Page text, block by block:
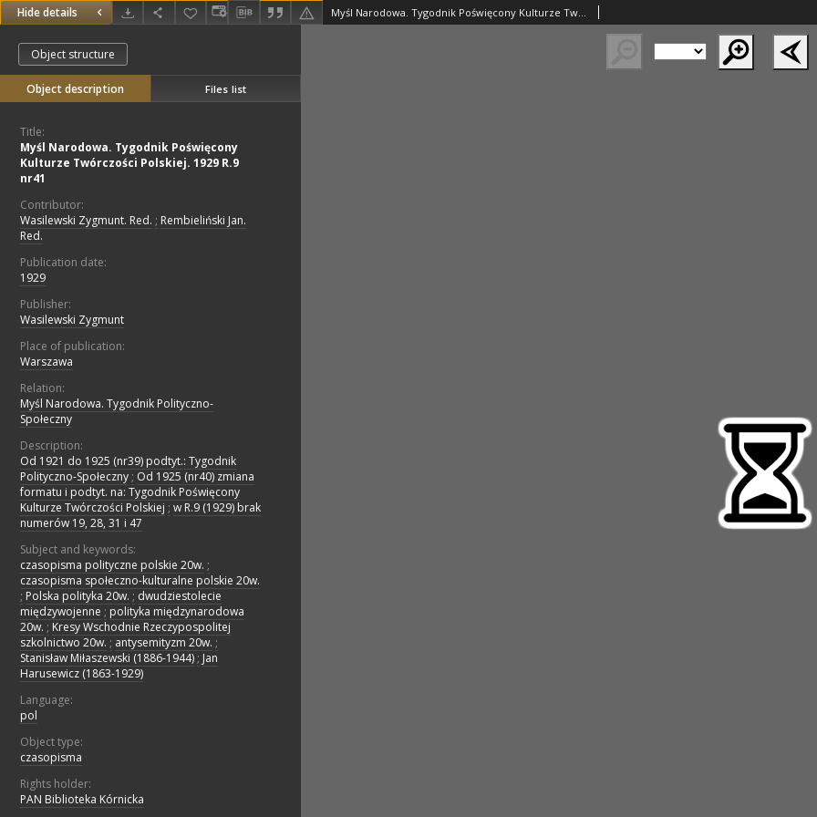
Hide details Myśl Narodowa. Tygodnik Poświęcony Kulturze Twórczości Polskiej. 1929 R.9 nr41
Object structure
Object description Files list
Title:
Myśl Narodowa. Tygodnik Poświęcony
Kulturze Twórczości Polskiej. 1929 R.9
nr41
Contributor:
Wasilewski Zygmunt. Red. ; Rembieliński Jan.
Red.
Publication date:
1929
Publisher:
Wasilewski Zygmunt
Place of publication:
Warszawa
Relation:
Myśl Narodowa. Tygodnik Polityczno-
Społeczny
Description:
Od 1921 do 1925 (nr39) podtyt.: Tygodnik
Polityczno-Społeczny ; Od 1925 (nr40) zmiana
formatu i podtyt. na: Tygodnik Poświęcony
Kulturze Twórczości Polskiej ; w R.9 (1929) brak
numerów 19, 28, 31 i 47
Subject and keywords:
czasopisma polityczne polskie 20w. ;
czasopisma społeczno-kulturalne polskie 20w.
; Polska polityka 20w. ; dwudziestolecie
międzywojenne ; polityka międzynarodowa
20w. ; Kresy Wschodnie Rzeczypospolitej
szkolnictwo 20w. ; antysemityzm 20w. ;
Stanisław Miłaszewski (1886-1944) ; Jan
Harusewicz (1863-1929)
Language:
pol
Object type:
czasopisma
Rights holder:
PAN Biblioteka Kórnicka